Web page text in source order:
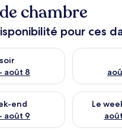
chambre
pour ces
août 8
pour ce soir août 7 -
Vérifier la
end
août 9
pour ce week-end
Le
Vérifier la